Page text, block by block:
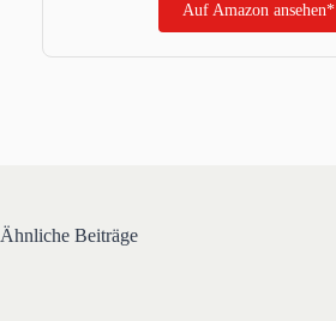
Auf Amazon ansehen*
Ähnliche Beiträge